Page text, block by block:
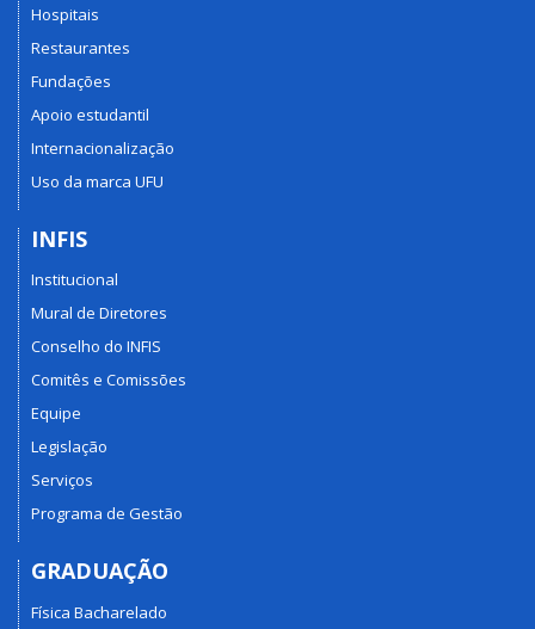
Hospitais
Restaurantes
Fundações
Apoio estudantil
Internacionalização
Uso da marca UFU
INFIS
Institucional
Mural de Diretores
Conselho do INFIS
Comitês e Comissões
Equipe
Legislação
Serviços
Programa de Gestão
GRADUAÇÃO
Física Bacharelado